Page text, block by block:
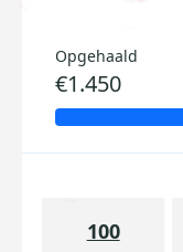
Opgehaald
€1.450
100